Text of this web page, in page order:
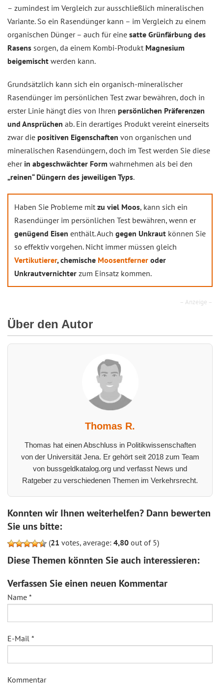
– zumindest im Vergleich zur ausschließlich mineralischen
Variante. So ein Rasendünger kann – im Vergleich zu einem
organischen Dünger – auch für eine satte Grünfärbung des
Rasens sorgen, da einem Kombi-Produkt Magnesium
beigemischt werden kann.
Grundsätzlich kann sich ein organisch-mineralischer
Rasendünger im persönlichen Test zwar bewähren, doch in
erster Linie hängt dies von Ihren persönlichen Präferenzen
und Ansprüchen ab. Ein derartiges Produkt vereint einerseits
zwar die positiven Eigenschaften von organischen und
mineralischen Rasendüngern, doch im Test werden Sie diese
eher in abgeschwächter Form wahrnehmen als bei den
„reinen“ Düngern des jeweiligen Typs.
Haben Sie Probleme mit zu viel Moos, kann sich ein
Rasendünger im persönlichen Test bewähren, wenn er
genügend Eisen enthält. Auch gegen Unkraut können Sie
so effektiv vorgehen. Nicht immer müssen gleich
Vertikutierer, chemische Moosentferner oder
Unkrautvernichter zum Einsatz kommen.
– Anzeige –
Über den Autor
Thomas R.
Thomas hat einen Abschluss in Politikwissenschaften
von der Universität Jena. Er gehört seit 2018 zum Team
von bussgeldkatalog.org und verfasst News und
Ratgeber zu verschiedenen Themen im Verkehrsrecht.
Konnten wir Ihnen weiterhelfen? Dann bewerten
Sie uns bitte:
(21 votes, average: 4,80 out of 5)
Diese Themen könnten Sie auch interessieren:
Verfassen Sie einen neuen Kommentar
Name *
E-Mail *
Kommentar